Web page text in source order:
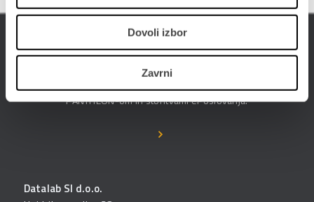
Dovoli izbor
Zavrni
ePoslovanje
Poslujte hitreje, bolj prilagodljivo in enostavneje -
PANTHEON-om in storitvami ePoslovanja.
Datalab SI d.o.o.